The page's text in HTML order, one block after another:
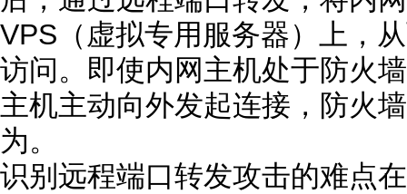
VPS（虚拟专用服务器）上，
访问。即使内网主机处于防火
主机主动向外发起连接，防火
为。
识别远程端口转发攻击的难点